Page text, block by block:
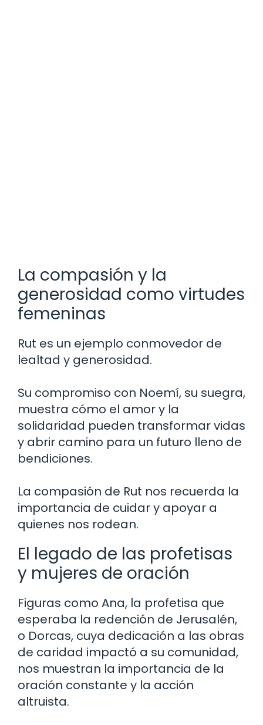
La compasión y la
generosidad como virtudes
femeninas
Rut es un ejemplo conmovedor de
lealtad y generosidad.
Su compromiso con Noemí, su suegra,
muestra cómo el amor y la
solidaridad pueden transformar vidas
y abrir camino para un futuro lleno de
bendiciones.
La compasión de Rut nos recuerda la
importancia de cuidar y apoyar a
quienes nos rodean.
El legado de las profetisas
y mujeres de oración
Figuras como Ana, la profetisa que
esperaba la redención de Jerusalén,
o Dorcas, cuya dedicación a las obras
de caridad impactó a su comunidad,
nos muestran la importancia de la
oración constante y la acción
altruista.